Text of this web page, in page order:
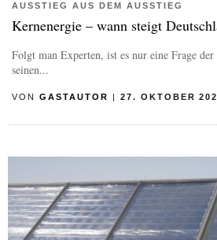
AUSSTIEG AUS DEM AUSSTIEG
Kernenergie – wann steigt
Folgt man Experten, ist es nur eine Frage
seinen...
VON GASTAUTOR | 27. OKTOBER